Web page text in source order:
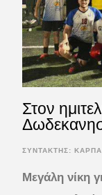
Στον
ΣΥΝΤΆΚΤΗΣ:
Μεγάλη νίκη